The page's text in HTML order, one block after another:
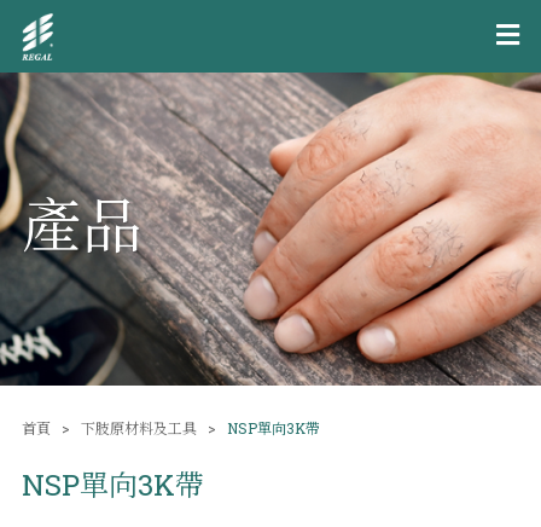
產品
首頁 下肢原材料及工具 NSP單向3K帶
NSP單向3K帶